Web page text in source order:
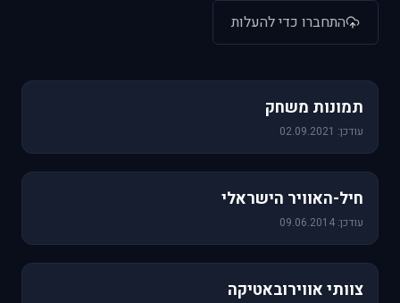
התחברו כדי להעלות
תמונות משחק
עודכן: 02.09.2021
חיל-האוויר הישראלי
עודכן: 09.06.2014
צוותי אווירובאטיקה